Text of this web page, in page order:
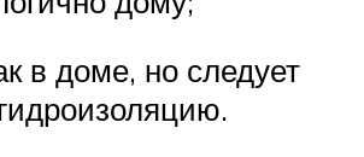
в доме, но следует